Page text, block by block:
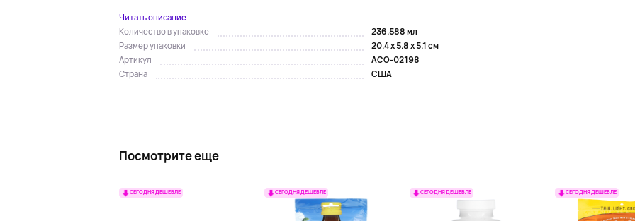
Читать описание
Количество в упаковке
236.588 мл
Размер упаковки
20.4 x 5.8 x 5.1 см
Артикул
ACO-02198
Страна
США
Посмотрите еще
СЕГОДНЯ ДЕШЕВЛЕ СЕГОДНЯ ДЕШЕВЛЕ СЕГОДНЯ ДЕШЕВЛЕ СЕГОДНЯ ДЕШЕВЛЕ